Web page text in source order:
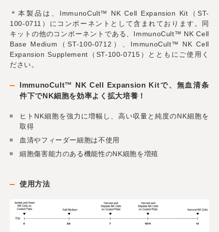
＊本製品は、ImmunoCult™ NK Cell Expansion Kit（ST-
100-0711）にコンポーネントとして含まれております。同
キットの他のコンポーネントである、ImmunoCult™ NK Cell
Base Medium（ST-100-0712）、ImmunoCult™ NK Cell
Expansion Supplement（ST-100-0715）とともにご使用く
ださい。
ImmunoCult™ NK Cell Expansion Kitで、無血清条
件下でNK細胞を効率よく拡大培養！
ヒトNK細胞を強力に増幅し、高い収量と純度のNK細胞を
取得
血清やフィーダー細胞は不使用
細胞傷害能力のある機能性のNK細胞を増殖
使用方法